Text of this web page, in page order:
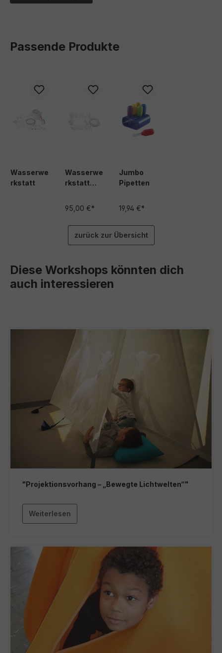
Passende Produkte
Wasserwe
rkstatt
Wasserwe
rkstatt
set
95,00 €*
Jumbo
Pipetten
19,94 €*
zurück zur Übersicht
Diese Workshops könnten dich
auch interessieren
"Projektionsvorhang – „Bewegte Lichtwelten“"
Weiterlesen